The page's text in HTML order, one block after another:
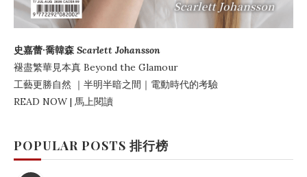
史嘉蕾·喬韓森 Scarlett Johansson
褪盡繁華見本真 Beyond the Glamour
工藝更勝自然 ｜ 半明半暗之間 ｜電動時代的考驗
READ NOW | 馬上閱讀
POPULAR POSTS 排行榜